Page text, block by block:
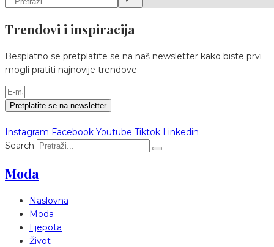
Trendovi i inspiracija
Besplatno se pretplatite se na naš newsletter kako biste prvi
mogli pratiti najnovije trendove
Pretplatite se na newsletter
Instagram Facebook Youtube Tiktok Linkedin
Search
Moda
Naslovna
Moda
Ljepota
Život